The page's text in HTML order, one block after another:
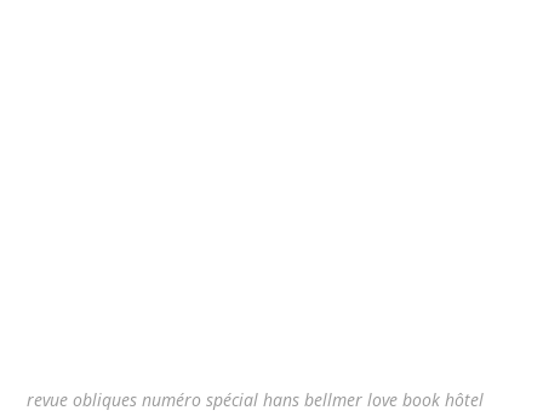
revue obliques numéro spécial hans bellmer love book hôtel